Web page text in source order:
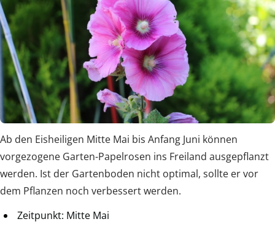
Ab den Eisheiligen Mitte Mai bis Anfang Juni können
vorgezogene Garten-Papelrosen ins Freiland ausgepflanzt
werden. Ist der Gartenboden nicht optimal, sollte er vor
dem Pflanzen noch verbessert werden.
Zeitpunkt: Mitte Mai